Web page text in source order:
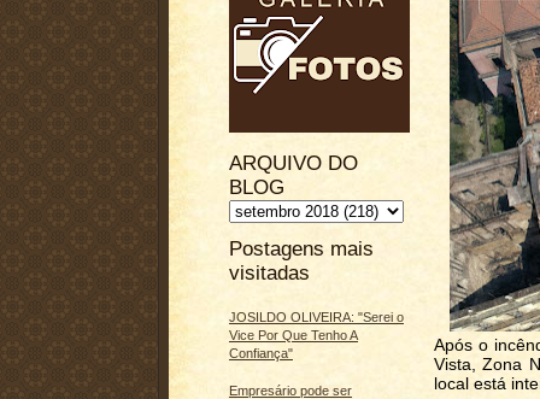
ARQUIVO DO
BLOG
Postagens mais
visitadas
JOSILDO OLIVEIRA: "Serei o
Vice Por Que Tenho A
Confiança"
Empresário pode ser
Após o
Vista, Zona
local está